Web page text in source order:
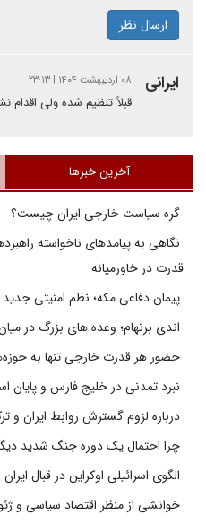
ارسال نظر
ایرانی ۰۸ اردیبهشت ۱۴۰۴ | ۲۳:۱۳
قبلاً تنظیم شده ولی اقدام
آخرین خبرها
گره سیاست خارجی ایران چیست؟
نگاهی به پیامدهای ناخواسته
قدرت در خاورمیانه
پیمان دفاعی مکه؛ نظم امنیتی
اندی برنهام؛ وعده های بزرگ در
حضور هر قدرت خارجی تنها به
نبرد تمدنی در خلیج فارس و پایان
درباره لزوم گسترش روابط ایران و
چرا احتمال یک دوره جنگ شدید
الگوی اسرائیلی اوکراین در قبال ایران
خوانشی از منظر اقتصاد سیاسی و